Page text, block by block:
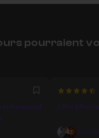
pourraient
Favori
entièrement
After